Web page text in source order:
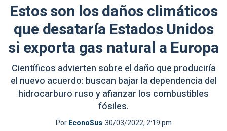
Estos son los daños climáticos
que desataría Estados Unidos
si exporta gas natural a Europa
Científicos advierten sobre el daño que produciría
el nuevo acuerdo: buscan bajar la dependencia del
hidrocarburo ruso y afianzar los combustibles
fósiles.
PorEconoSus 30/03/2022, 2:19 pm